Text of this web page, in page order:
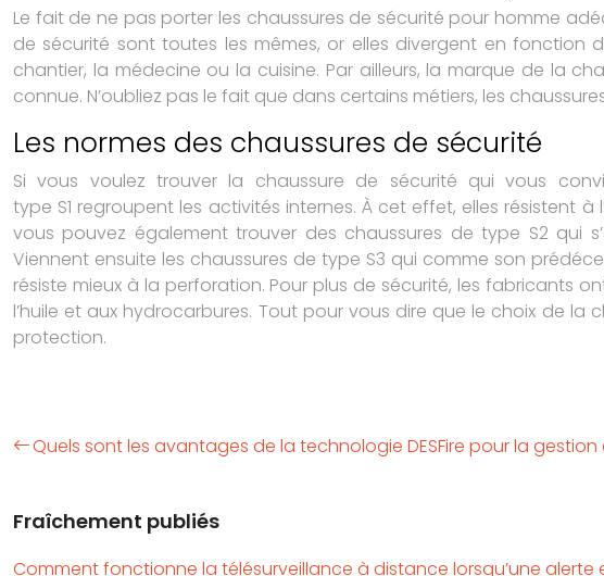
Le fait de ne pas porter les chaussures de sécurité pour homme
de sécurité sont toutes les mêmes, or elles divergent en fonction
chantier, la médecine ou la cuisine. Par ailleurs, la marque de la
connue. N’oubliez pas le fait que dans certains métiers, les
Les normes des chaussures de sécurité
Si vous voulez trouver la chaussure de sécurité qui vous
type S1 regroupent les activités internes. À cet effet, elles résistent
vous pouvez également trouver des chaussures de type S2 qui
Viennent ensuite les chaussures de type S3 qui comme son
résiste mieux à la perforation. Pour plus de sécurité, les fabricants
l’huile et aux hydrocarbures. Tout pour vous dire que le choix de
protection.
Quels sont les avantages de la technologie DESFire pour la
Fraîchement publiés
Comment fonctionne la télésurveillance à distance lorsqu’une alerte